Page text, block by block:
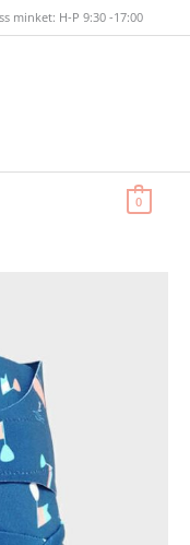
minket: H-P 9:30 -17:00
0